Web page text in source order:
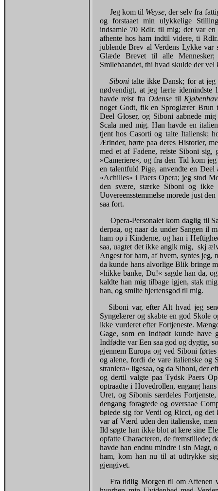
Jeg kom til Weyse,der selv fra
og forstaaet min ulykkelige
indsamle 70 Rdlr. til mig; det var en
afhente hos ham indtil videre, ti
jublende Brev al Verdens Lykke
Glæde Brevet til alle
Smilebaandet, thi hvad skulde der
Sibonitalte ikke Dansk; for at jeg
nødvendigt, at jeg lærte idemindste
havde reist fraOdense til
noget Godt, fik en Sproglærer
Deel Gloser, og Siboni aabnede
Scala med mig. Han havde en
tjent hos Casorti og talte Italiensk;
Ærinder, hørte paa deres Historier,
med et af Fadene, reiste Siboni
»Cameriere«, og fra den Tid kom
en talentfuld Pige, anvendte en
»Achilles« i Paers Opera; jeg stod
den svære, stærke Siboni og ikke
Uovereensstemmelse morede just
saa fort.
Opera-Personalet kom daglig til
derpaa, og naar da under Sangen il
ham op i Kinderne, og han i
saa, uagtet det ikke angik mig, skj
Angest for ham, af hvem, syntes jeg,
da kunde hans alvorlige Blik bringe
»hikke banke, Du!« sagde han da,
kaldte han mig tilbage igjen, stak
han, og smilte hjertensgod til mig.
Siboni var, efter Alt hvad jeg
Syngelærer og skabte en god Skole
ikke vurderet efter Fortjeneste.
Gage, som en Indfødt kunde
Indfødte var Een saa god og dygtig,
gjennem Europa og ved Siboni
og alene, fordi de vare italienske og
straniera« ligesaa, og da Siboni, der
og dertil valgte paa Tydsk Paers
optraadte i Hovedrollen, engang
Uret, og Sibonis særdeles
dengang foragtede og oversaae
bøiede sig for Verdi og Ricci, og det
var af Værd uden den italienske,
Ild søgte han ikke blot at lære sine
opfatte Characteren, de fremstillede;
havde han endnu mindre i sin Magt,
ham, kom han nu til at udtrykke
gjengivet.
Fra tidlig Morgen til om Aftenen